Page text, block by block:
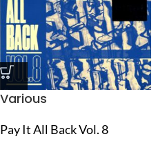
Various
Pay It All Back Vol. 8